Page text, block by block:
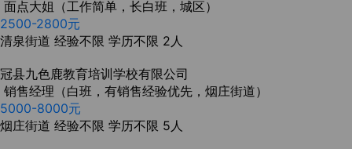
面点大姐（工作简单，长白班，城区）
2500-2800元
清泉街道 经验不限 学历不限 2人
冠县九色鹿教育培训学校有限公司
销售经理（白班，有销售经验优先，烟庄街道）
5000-8000元
烟庄街道 经验不限 学历不限 5人